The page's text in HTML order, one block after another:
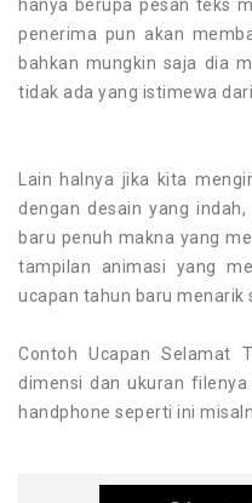
hanya berupa pesan teks
penerima pun akan
bahkan mungkin saja dia
tidak ada yang istimewa
Lain halnya jika kita
dengan desain yang
baru penuh makna yang
tampilan animasi yang
ucapan tahun baru menarik
Contoh Ucapan Selamat
dimensi dan ukuran
handphone seperti ini